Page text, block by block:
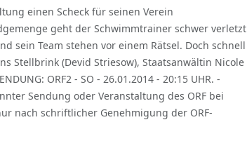
einen Scheck für seinen Verein
geht der Schwimmtrainer schwer verletzt
sein Team stehen vor einem Rätsel. Doch schnell
Stellbrink (Devid Striesow), Staatsanwältin Nicole
ORF2 - SO - 26.01.2014 - 20:15 UHR. -
Sendung oder Veranstaltung des ORF bei
nach schriftlicher Genehmigung der ORF-